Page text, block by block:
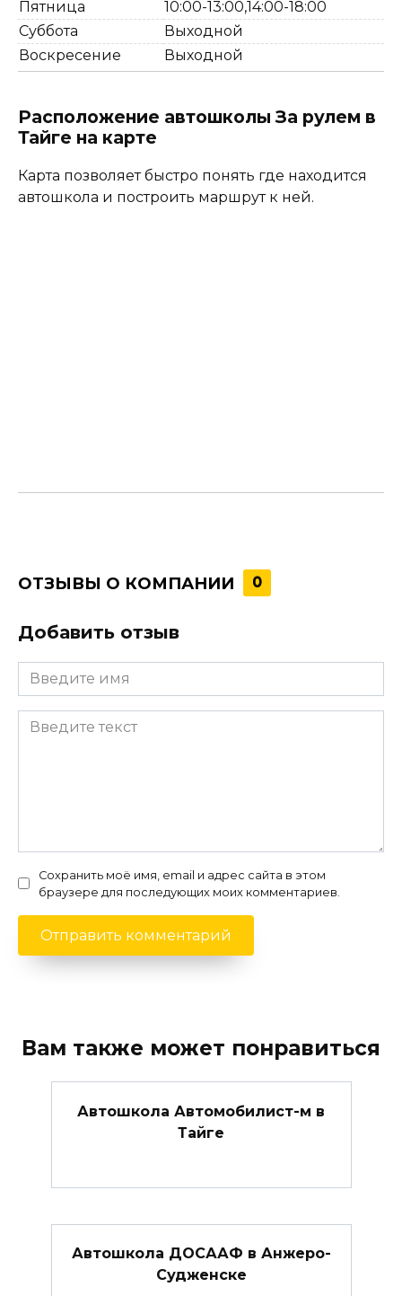
Пятница
10:00-13:00,14:00-18:00
Суббота
Выходной
Воскресение
Выходной
Расположение автошколы За рулем в
Тайге на карте
Карта позволяет быстро понять где находится
автошкола и построить маршрут к ней.
ОТЗЫВЫ О КОМПАНИИ 0
Добавить отзыв
Сохранить моё имя, email и адрес сайта в этом
браузере для последующих моих комментариев.
Вам также может понравиться
Автошкола Автомобилист-м в
Тайге
Автошкола ДОСААФ в Анжеро-
Судженске